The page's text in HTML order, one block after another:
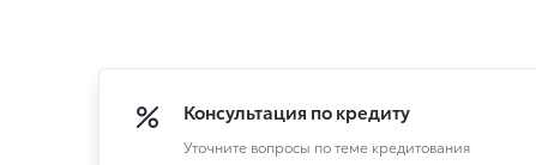
Консультация по кредиту
Уточните вопросы по теме кредитования